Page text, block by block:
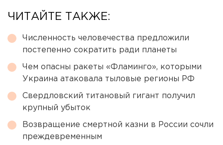
ЧИТАЙТЕ ТАКЖЕ:
Численность человечества предложили
постепенно сократить ради планеты
Чем опасны ракеты «Фламинго», которыми
Украина атаковала тыловые регионы РФ
Свердловский титановый гигант получил
крупный убыток
Возвращение смертной казни в России сочли
преждевременным